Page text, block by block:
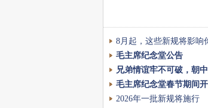
8月起，这些新规将影响
毛主席纪念堂公告
兄弟情谊牢不可破，朝
开始线下发售
毛主席纪念堂春节期间
2026年一批新规将施行